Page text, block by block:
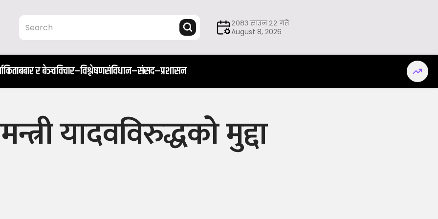
२०८३ साउन २२ गते
August 8, 2026
किताबबार र बेञ्चविचार–विश्लेषणसंविधान–संसद–प्रशासन
यादवविरुद्धको मुद्दा